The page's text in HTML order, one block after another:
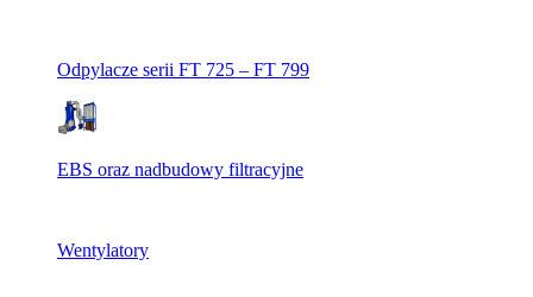
Odpylacze serii FT 725 – FT 799
EBS oraz nadbudowy filtracyjne
Wentylatory